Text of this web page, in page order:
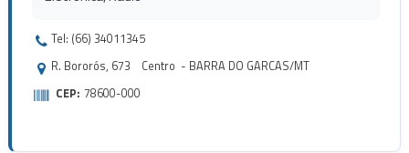
Tel: (66) 34011345
R. Bororós, 673 Centro - BARRA DO GARCAS/MT
CEP: 78600-000